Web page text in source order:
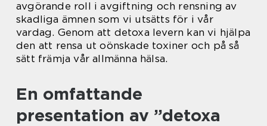
avgörande roll i avgiftning och rensning av
skadliga ämnen som vi utsätts för i vår
vardag. Genom att detoxa levern kan vi hjälpa
den att rensa ut oönskade toxiner och på så
sätt främja vår allmänna hälsa.
En omfattande
presentation av ”detoxa